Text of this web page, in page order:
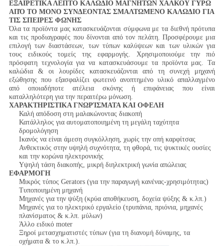
ΕΞΑΙΡΕΤΙΚΑ ΛΕΠΤΟ ΚΑΛΩΔΙΟ ΜΑΓΝΗΤΩΝ ΧΑΛΚΟΥ ΓΥΡΩ
ΑΠΌ ΤΟ ΜΟΝΟ ΣΥΝΔΕΟΝΤΑΣ ΣΜΑΛΤΩΜΕΝΟ ΚΑΛΩΔΙΟ ΓΙΑ
ΤΙΣ ΣΠΕΙΡΕΣ ΦΩΝΗΣ
Όλα τα προϊόντα μας κατασκευάζονται σύμφωνα με τα διεθνή πρότυπα
και τις προδιαγραφές που δίνονται από τον πελάτη. Προσφέρουμε μια
επιλογή των διαστάσεων, των τύπων καλύψεων και των υλικών για
τους ειδικούς τομείς της εφαρμογής. Χρησιμοποιούμε την πιό
πρόσφατη τεχνολογία για να κατασκευάσουμε τα προϊόντα μας. Τα
καλώδια & οι λουρίδες κατασκευάζονται από τη συνεχή μηχανή
εξώθησης που εξασφαλίζει φωτεινό ανοπτημένο υλικό απαλλαγμένο
από οποιαδήποτε ατέλεια σκόνης ή επιφάνειας που είναι
καταλληλότερη για την περαιτέρω μόνωση.
ΧΑΡΑΚΤΗΡΙΣΤΙΚΑ ΓΝΩΡΊΣΜΑΤΑ ΚΑΙ ΟΦΕΛΗ
Καλή απόδοση στη μαλακώνοντας διακοπή
Κατάλληλος για αυτοματοποιημένη τη μεγάλη ταχύτητα
δρομολόγηση
Ικανός να είναι άμεση συγκόλληση, χωρίς την οπή καρφίτσας
Ανθεκτικός στην υψηλή συχνότητα, τη φθορά, τις ψυκτικές ουσίες
και την κορώνα ηλεκτρονικής
Υψηλή τάση διακοπής, μικρή διηλεκτρική γωνία απώλειας
ΕΦΑΡΜΟΓΗ
Μικρός τύπος Gerators (για την παραγωγή κανένας-χρησιμότητας)
Τυποποιημένη μηχανή
Μηχανές για την ψύξη (κρύα αποθήκευση, δοχεία ψύξης & κ.λπ.)
Μηχανές για το ηλεκτρικό εργαλείο (τρυπάνια, πριόνια, μηχανές
πλανίσματος & κ.λπ. μύλων)
Άλλο ειδικό moter
Ξηροί μετασχηματιστές τύπων (για τη διανομή δύναμης, τα
οχήματα & το κ.λπ.).